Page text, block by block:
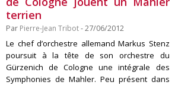
terrien
Par Pierre-Jean Tribot- 27/06/2012
Le chef d’orchestre allemand Markus Stenz
poursuit à la tête de son orchestre du
Gürzenich de Cologne une intégrale des
Symphonies de Mahler. Peu présent dans